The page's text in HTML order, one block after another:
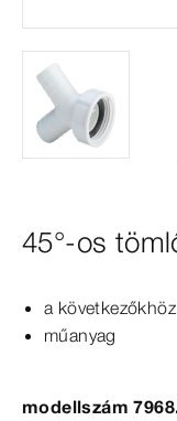
45°-os
a
műanyag
modellszám